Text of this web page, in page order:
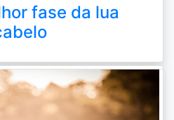
fase da lua